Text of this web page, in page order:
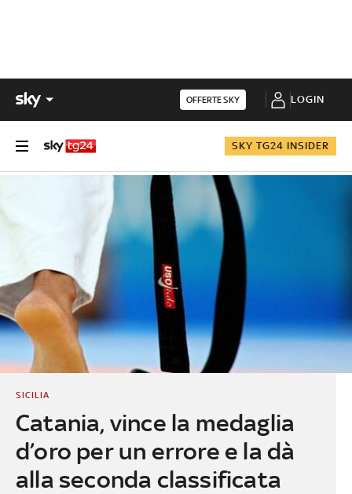
OFFERTE SKY LOGIN
SKY TG24 INSIDER
Catania, vince la medaglia
d’oro per un errore e la dà
alla seconda classificata
SICILIA